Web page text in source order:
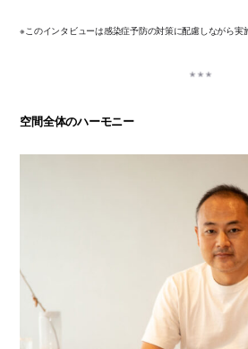
※このインタビューは感染症予防の対策に配慮しながら実
空間全体のハーモニー